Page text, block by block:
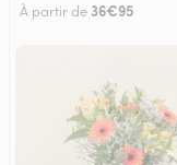
À partir de 36€95